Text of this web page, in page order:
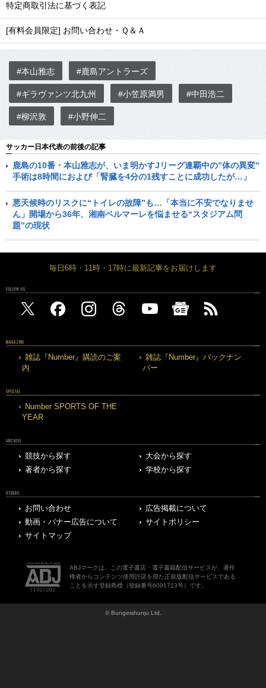
特定商取引法に基づく表記
[有料会員限定] お問い合わせ・Ｑ＆Ａ
#本山雅志 #鹿島アントラーズ
#ギラヴァンツ北九州 #小笠原満男 #中田浩二
#柳沢敦 #小野伸二
サッカー日本代表の前後の記事
鹿島の10番・本山雅志が、いま明かすJリーグ連覇中の”体の異変”
手術は8時間におよび「腎臓を4分の1残すことに成功したが…」
悪天候時のリスクに“トイレの故障”も…「本当に不安でなりませ
ん」開場から36年、湘南ベルマーレを悩ませる“スタジアム問
題”の現状
毎日6時・11時・17時に最新記事をお届けします
FOLLOW US
MAGAZINE
雑誌『Number』購読のご案
内
雑誌『Number』バックナン
バー
SPECIAL
Number SPORTS OF THE
YEAR
ARCHIVE
競技から探す
大会から探す
著者から探す
学校から探す
OTHERS
お問い合わせ
広告掲載について
動画・バナー広告について
サイトポリシー
サイトマップ
ABJマークは、この電子書店・電子書籍配信サービスが、著作
権者からコンテンツ使用許諾を得た正規版配信サービスである
ことを示す登録商標（登録番号6091713号）です。
© Bungeishunju Ltd.